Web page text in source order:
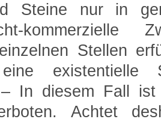
Steine nur in
kommerzielle
Stellen
existentielle
– In diesem Fall
Achtet